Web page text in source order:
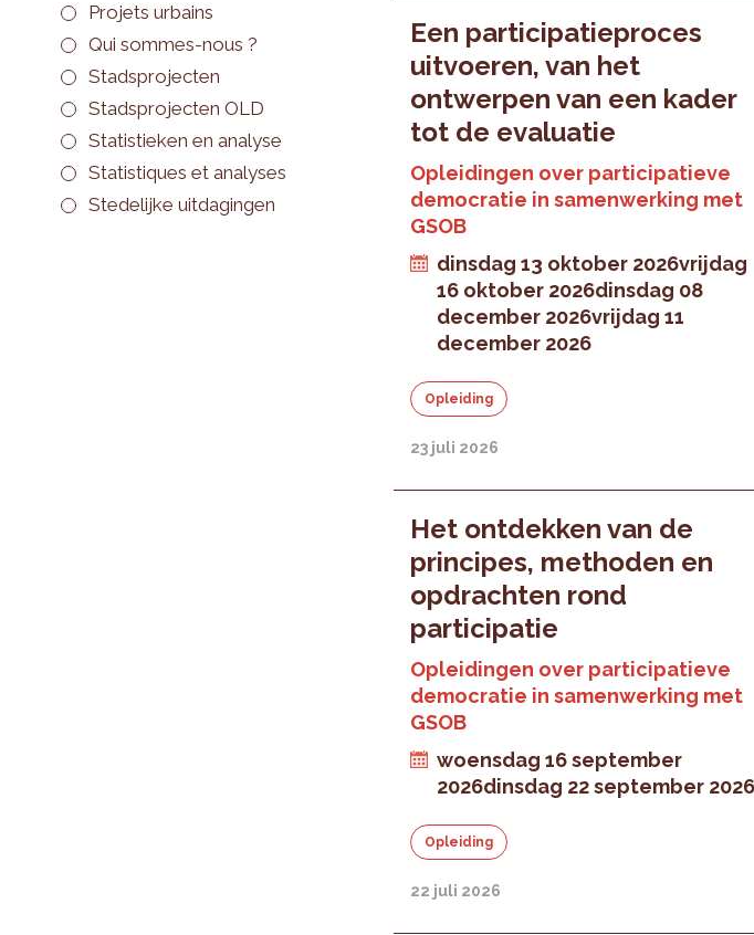
Projets urbains
Qui sommes-nous ?
Stadsprojecten
Stadsprojecten OLD
Statistieken en analyse
Statistiques et analyses
Stedelijke uitdagingen
Een participatieproces
uitvoeren, van het
ontwerpen van een kader
tot de evaluatie
Opleidingen over participatieve
democratie in samenwerking met
GSOB
dinsdag 13 oktober 2026vrijdag
16 oktober 2026dinsdag 08
december 2026vrijdag 11
december 2026
Opleiding
23 juli 2026
Het ontdekken van de
principes, methoden en
opdrachten rond
participatie
Opleidingen over participatieve
democratie in samenwerking met
GSOB
woensdag 16 september
2026dinsdag 22 september 2026
Opleiding
22 juli 2026